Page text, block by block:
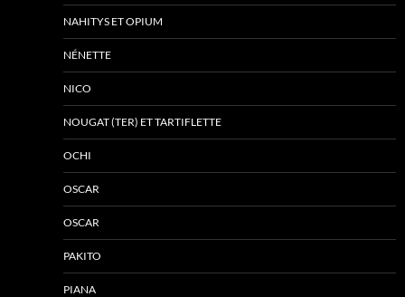
NAHITYS ET OPIUM
NÉNETTE
NICO
NOUGAT (TER) ET TARTIFLETTE
OCHI
OSCAR
OSCAR
PAKITO
PIANA